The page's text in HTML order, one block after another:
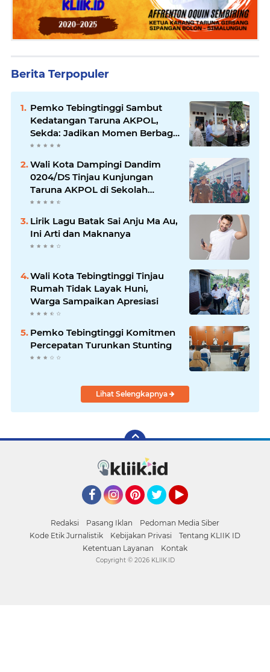
Berita Terpopuler
Pemko Tebingtinggi Sambut
Kedatangan Taruna AKPOL,
Sekda: Jadikan Momen Berbagi
Ilmu
Wali Kota Dampingi Dandim
0204/DS Tinjau Kunjungan
Taruna AKPOL di Sekolah
Rakyat Tebingtinggi
Lirik Lagu Batak Sai Anju Ma Au,
Ini Arti dan Maknanya
Wali Kota Tebingtinggi Tinjau
Rumah Tidak Layak Huni,
Warga Sampaikan Apresiasi
Pemko Tebingtinggi Komitmen
Percepatan Turunkan Stunting
Lihat Selengkapnya
Redaksi Pasang Iklan
Pedoman Media Siber
Kode Etik Jurnalistik
Kebijakan Privasi
Tentang KLIIK ID
Ketentuan Layanan
Kontak
Copyright © 2026 KLIIK.ID